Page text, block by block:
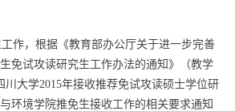
作，根据《教育部办公厅关于进一步完善
免试攻读研究生工作办法的通知》（教学
川大学2015年接收推荐免试攻读硕士学位研
环境学院推免生接收工作的相关要求通知